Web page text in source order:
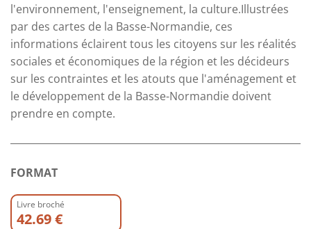
l'environnement, l'enseignement, la culture.Illustrées
par des cartes de la Basse-Normandie, ces
informations éclairent tous les citoyens sur les réalités
sociales et économiques de la région et les décideurs
sur les contraintes et les atouts que l'aménagement et
le développement de la Basse-Normandie doivent
prendre en compte.
FORMAT
Livre broché
42.69 €